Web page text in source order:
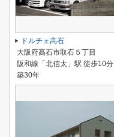
ドルチェ高石
大阪府高石市取石５丁目
阪和線「北信太」駅 徒歩10分
築30年